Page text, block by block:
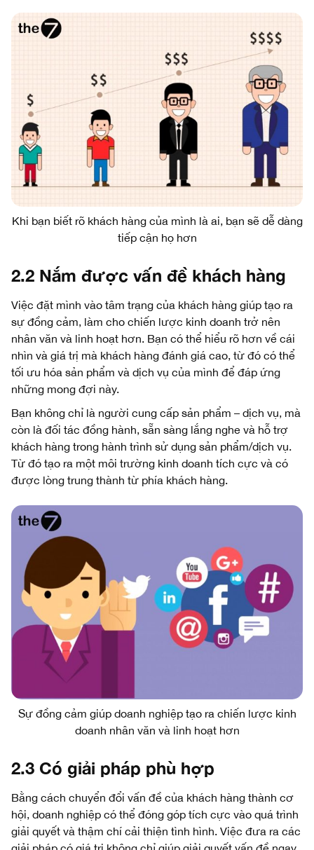
Khi bạn biết rõ khách hàng của mình là ai, bạn sẽ dễ dàng
tiếp cận họ hơn
2.2 Nắm được vấn đề khách hàng
Việc đặt mình vào tâm trạng của khách hàng giúp tạo ra
sự đồng cảm, làm cho chiến lược kinh doanh trở nên
nhân văn và linh hoạt hơn. Bạn có thể hiểu rõ hơn về cái
nhìn và giá trị mà khách hàng đánh giá cao, từ đó có thể
tối ưu hóa sản phẩm và dịch vụ của mình để đáp ứng
những mong đợi này.
Bạn không chỉ là người cung cấp sản phẩm – dịch vụ, mà
còn là đối tác đồng hành, sẵn sàng lắng nghe và hỗ trợ
khách hàng trong hành trình sử dụng sản phẩm/dịch vụ.
Từ đó tạo ra một môi trường kinh doanh tích cực và có
được lòng trung thành từ phía khách hàng.
Sự đồng cảm giúp doanh nghiệp tạo ra chiến lược kinh
doanh nhân văn và linh hoạt hơn
2.3 Có giải pháp phù hợp
Bằng cách chuyển đổi vấn đề của khách hàng thành cơ
hội, doanh nghiệp có thể đóng góp tích cực vào quá trình
giải quyết và thậm chí cải thiện tình hình. Việc đưa ra các